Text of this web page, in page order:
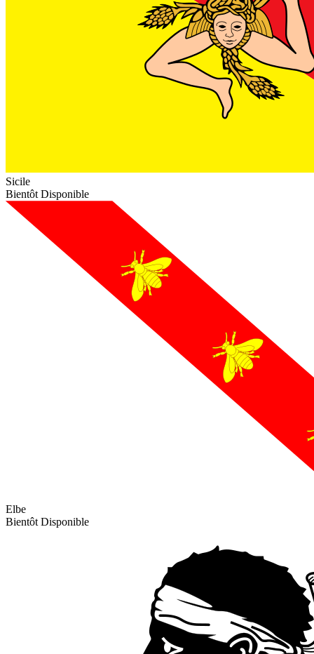
Sicile
Bientôt Disponible
Elbe
Bientôt Disponible